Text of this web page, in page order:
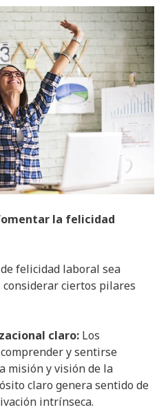
la felicidad
felicidad laboral sea
ciertos pilares
claro: Los
y sentirse
misión y visión de la
claro genera sentido de
intrínseca.